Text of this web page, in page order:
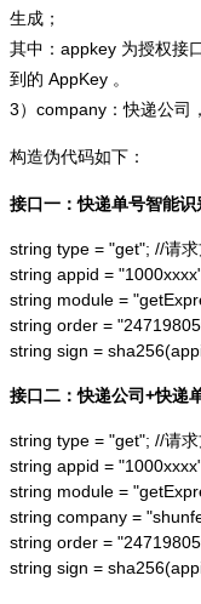
生成；
其中：appkey 为授权接
到的 AppKey 。
3）company：快递公司
构造伪代码如下：
接口一：快递单号智能识
string type = "get"; //请
string appid =
string module =
string order =
string sign =
接口二：快递公司+快递
string type = "get"; //请
string appid =
string module =
string company =
string order =
string sign =